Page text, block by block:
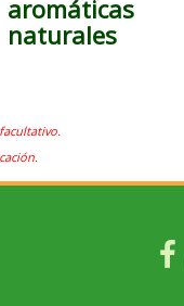
aromáticas
naturales